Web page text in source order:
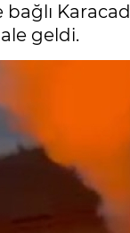
bağlı
geldi.